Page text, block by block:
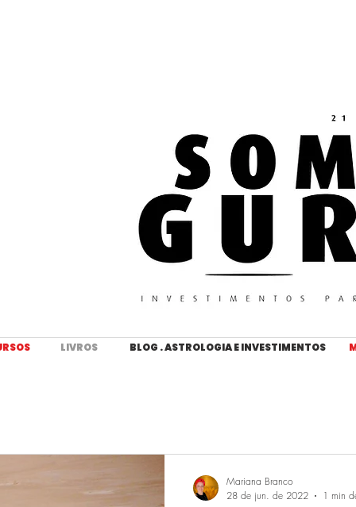
LIVROS BLOG . ASTROLOGIA E INVESTIMENTOS
Mariana Branco
28 de jun. de 2022
1 min